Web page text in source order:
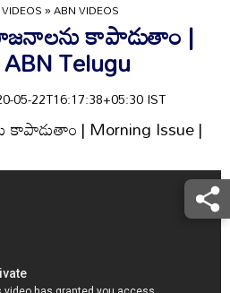
»ABN VIDEOS
కాపాడుతాం |
Telugu
05-22T16:17:38+05:30 IST
| Morning Issue |